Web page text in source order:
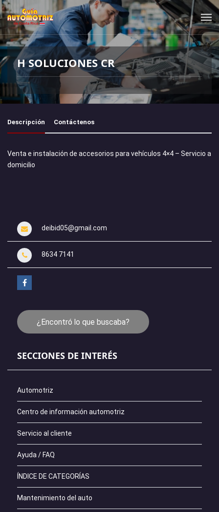
H SOLUCIONES CR
Descripción Contáctenos
Venta e instalación de accesorios para vehículos 4×4 – Servicio a
domicilio
deibid05@gmail.com
8634 7141
¿Encontró lo que buscaba?
SECCIONES DE INTERÉS
Automotriz
Centro de información automotriz
Servicio al cliente
Ayuda / FAQ
ÍNDICE DE CATEGORÍAS
Mantenimiento del auto